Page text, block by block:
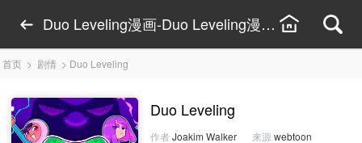
Duo Leveling漫画-Duo Leveling漫画线上看-Duo
首页 > 剧情 > Duo Leveling
Duo Leveling
作者 Joakim Walker 来源 webtoon